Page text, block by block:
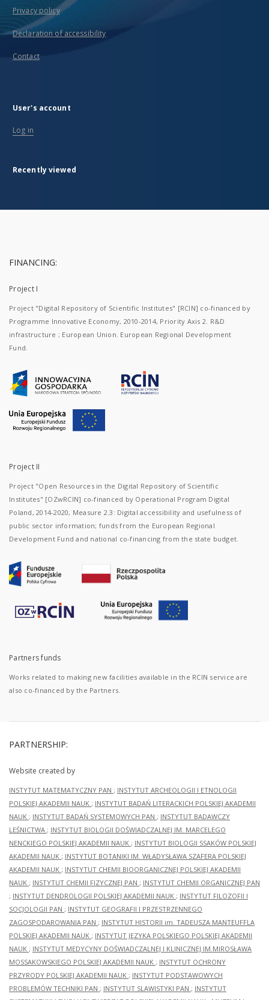
Privacy policy
Declaration of accessibility
Contact
User's account
Log in
Recently viewed
FINANCING:
Project I
Project "Digital Repository of Scientific Institutes" [RCIN] co-financed by
Programme Innovative Economy, 2010-2014, Priority Axis 2. R&D
infrastructure ; European Union. European Regional Development
Fund.
Project II
Project "Open Resources in the Digital Repository of Scientific
Institutes" [OZwRCIN] co-financed by Operational Program Digital
Poland, 2014-2020, Measure 2.3: Digital accessibility and usefulness of
public sector information; funds from the European Regional
Development Fund and national co-financing from the state budget.
Partners funds
Works related to making new facilities available in the RCIN service are
also co-financed by the Partners.
PARTNERSHIP:
Website created by
INSTYTUT MATEMATYCZNY PAN ; INSTYTUT ARCHEOLOGII I ETNOLOGII
POLSKIEJ AKADEMII NAUK ; INSTYTUT BADAŃ LITERACKICH POLSKIEJ AKADEMII
NAUK ; INSTYTUT BADAŃ SYSTEMOWYCH PAN ; INSTYTUT BADAWCZY
LEŚNICTWA ; INSTYTUT BIOLOGII DOŚWIADCZALNEJ IM. MARCELEGO
NENCKIEGO POLSKIEJ AKADEMII NAUK ; INSTYTUT BIOLOGII SSAKÓW POLSKIEJ
AKADEMII NAUK ; INSTYTUT BOTANIKI IM. WŁADYSŁAWA SZAFERA POLSKIEJ
AKADEMII NAUK ; INSTYTUT CHEMII BIOORGANICZNEJ POLSKIEJ AKADEMII
NAUK ; INSTYTUT CHEMII FIZYCZNEJ PAN ; INSTYTUT CHEMII ORGANICZNEJ PAN
; INSTYTUT DENDROLOGII POLSKIEJ AKADEMII NAUK ; INSTYTUT FILOZOFII I
SOCJOLOGII PAN ; INSTYTUT GEOGRAFII I PRZESTRZENNEGO
ZAGOSPODAROWANIA PAN ; INSTYTUT HISTORII im. TADEUSZA MANTEUFFLA
POLSKIEJ AKADEMII NAUK ; INSTYTUT JĘZYKA POLSKIEGO POLSKIEJ AKADEMII
NAUK ; INSTYTUT MEDYCYNY DOŚWIADCZALNEJ I KLINICZNEJ IM.MIROSŁAWA
MOSSAKOWSKIEGO POLSKIEJ AKADEMII NAUK ; INSTYTUT OCHRONY
PRZYRODY POLSKIEJ AKADEMII NAUK ; INSTYTUT PODSTAWOWYCH
PROBLEMÓW TECHNIKI PAN ; INSTYTUT SLAWISTYKI PAN ; INSTYTUT